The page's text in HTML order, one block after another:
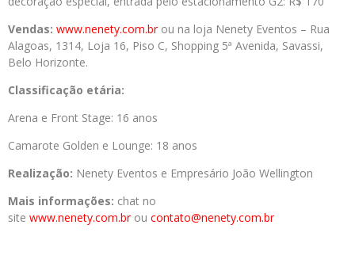
Vendas: www.nenety.com.brou na loja Nenety Eventos – Rua
Alagoas, 1314, Loja 16, Piso C, Shopping 5ª Avenida, Savassi,
Belo Horizonte.
Classificação etária:
Arena e Front Stage: 16 anos
Camarote Golden e Lounge: 18 anos
Realização: Nenety Eventos e Empresário João Wellington
Mais informações: chat no
site www.nenety.com.brou contato@nenety.com.br